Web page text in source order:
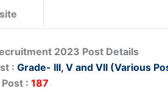
2023 Post Details
: Grade- III, V and VII (Various
: 187